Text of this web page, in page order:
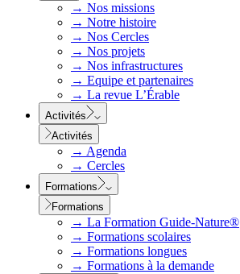
→ Nos missions
→ Notre histoire
→ Nos Cercles
→ Nos projets
→ Nos infrastructures
→ Equipe et partenaires
→ La revue L’Érable
Activités
Activités
→ Agenda
→ Cercles
Formations
Formations
→ La Formation Guide-Nature®
→ Formations scolaires
→ Formations longues
→ Formations à la demande